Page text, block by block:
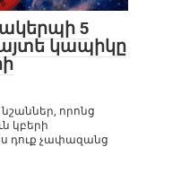
5
կապիկը
որոնց
կբերի
դուք չափազանց